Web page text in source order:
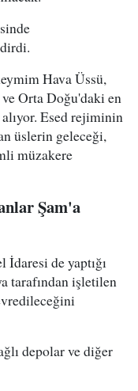
Hava Üssü,
Orta Doğu'daki en
Esed rejiminin
üslerin geleceği,
müzakere
Şam'a
de yaptığı
tarafından işletilen
depolar ve diğer